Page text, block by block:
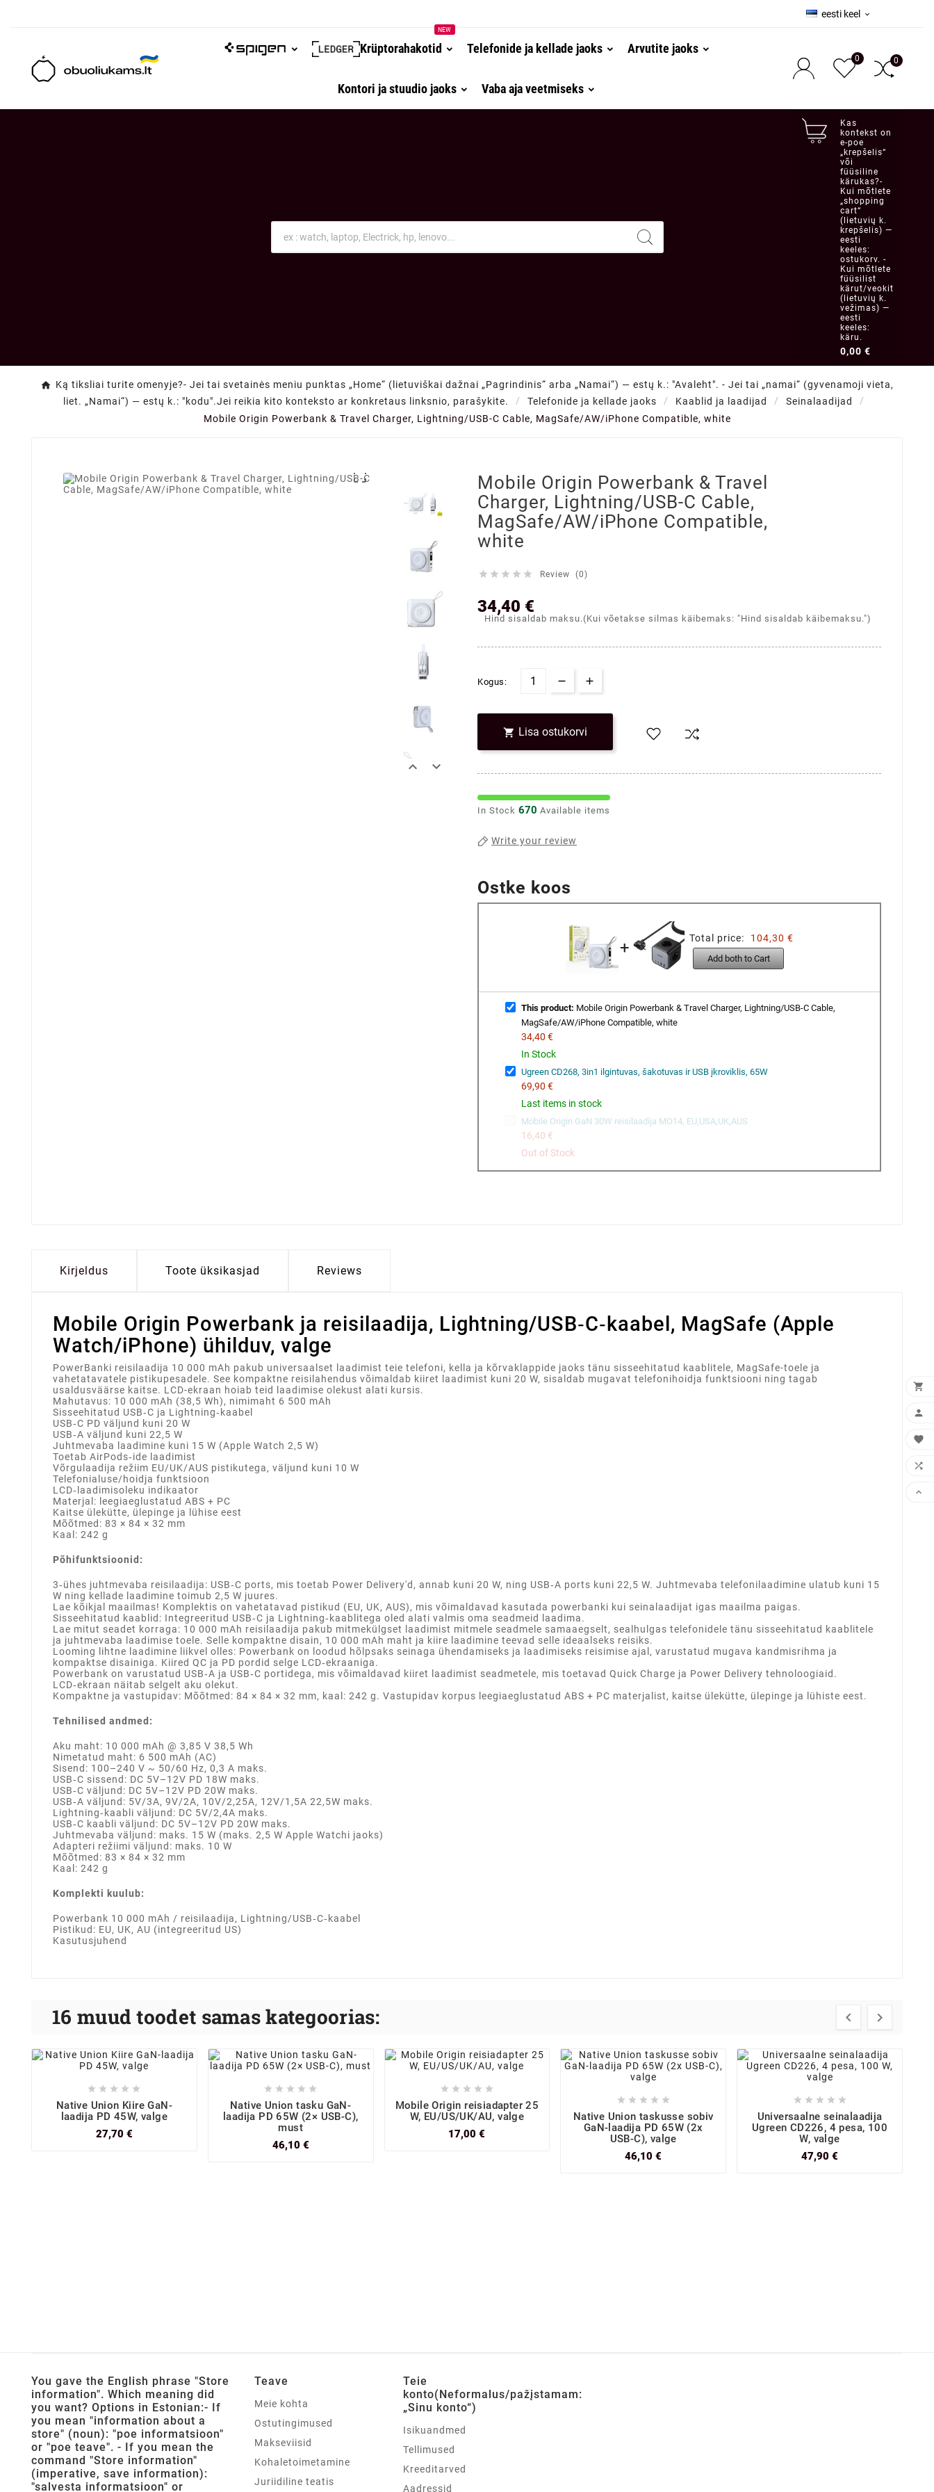
eesti keel 
Krüptorahakotid
NEW
Telefonide ja kellade jaoks Arvutite jaoks
Kontori ja stuudio jaoks Vaba aja veetmiseks
0 0
Kas
kontekst on
e-poe
„krepšelis“
või
füüsiline
kärukas?-
Kui mõtlete
„shopping
cart“
(lietuvių k.
krepšelis) —
eesti
keeles:
ostukorv. -
Kui mõtlete
füüsilist
kärut/veokit
(lietuvių k.
vežimas) —
eesti
keeles:
käru.
0,00 €
Ką tiksliai turite omenyje?- Jei tai svetainės meniu punktas „Home“ (lietuviškai dažnai „Pagrindinis“ arba „Namai“) — estų k.: "Avaleht". - Jei tai „namai“ (gyvenamoji vieta,
liet. „Namai“) — estų k.: "kodu".Jei reikia kito konteksto ar konkretaus linksnio, parašykite.
Telefonide ja kellade jaoks Kaablid ja laadijad
Seinalaadijad
Mobile Origin Powerbank & Travel Charger, Lightning/USB-C Cable, MagSafe/AW/iPhone Compatible, white

 
Mobile Origin Powerbank & Travel
Charger, Lightning/USB-C Cable,
MagSafe/AW/iPhone Compatible,
white
     Review (0)
34,40 €
Hind sisaldab maksu.(Kui võetakse silmas käibemaks: "Hind sisaldab käibemaksu.")
Kogus:
 Lisa ostukorvi
In Stock 670 Available items
Write your review
Ostke koos
+ Total price: 104,30 €
Add both to Cart
This product: Mobile Origin Powerbank & Travel Charger, Lightning/USB-C Cable,
MagSafe/AW/iPhone Compatible, white
34,40 €
In Stock
Ugreen CD268, 3in1 ilgintuvas, šakotuvas ir USB įkroviklis, 65W
69,90 €
Last items in stock
Mobile Origin GaN 30W reisilaadija MO14, EU,USA,UK,AUS
16,40 €
Out of Stock
Kirjeldus Toote üksikasjad Reviews
Mobile Origin Powerbank ja reisilaadija, Lightning/USB‑C‑kaabel, MagSafe (Apple
Watch/iPhone) ühilduv, valge
PowerBanki reisilaadija 10 000 mAh pakub universaalset laadimist teie telefoni, kella ja kõrvaklappide jaoks tänu sisseehitatud kaablitele, MagSafe-toele ja
vahetatavatele pistikupesadele. See kompaktne reisilahendus võimaldab kiiret laadimist kuni 20 W, sisaldab mugavat telefonihoidja funktsiooni ning tagab
usaldusväärse kaitse. LCD-ekraan hoiab teid laadimise olekust alati kursis.
Mahutavus: 10 000 mAh (38,5 Wh), nimimaht 6 500 mAh
Sisseehitatud USB‑C ja Lightning‑kaabel
USB‑C PD väljund kuni 20 W
USB‑A väljund kuni 22,5 W
Juhtmevaba laadimine kuni 15 W (Apple Watch 2,5 W)
Toetab AirPods‑ide laadimist
Võrgulaadija režiim EU/UK/AUS pistikutega, väljund kuni 10 W
Telefonialuse/hoidja funktsioon
LCD‑laadimisoleku indikaator
Materjal: leegiaeglustatud ABS + PC
Kaitse ülekütte, ülepinge ja lühise eest
Mõõtmed: 83 × 84 × 32 mm
Kaal: 242 g
Põhifunktsioonid:
3‑ühes juhtmevaba reisilaadija: USB‑C ports, mis toetab Power Delivery'd, annab kuni 20 W, ning USB‑A ports kuni 22,5 W. Juhtmevaba telefonilaadimine ulatub kuni 15
W ning kellade laadimine toimub 2,5 W juures.
Lae kõikjal maailmas! Komplektis on vahetatavad pistikud (EU, UK, AUS), mis võimaldavad kasutada powerbanki kui seinalaadijat igas maailma paigas.
Sisseehitatud kaablid: Integreeritud USB‑C ja Lightning‑kaablitega oled alati valmis oma seadmeid laadima.
Lae mitut seadet korraga: 10 000 mAh reisilaadija pakub mitmekülgset laadimist mitmele seadmele samaaegselt, sealhulgas telefonidele tänu sisseehitatud kaablitele
ja juhtmevaba laadimise toele. Selle kompaktne disain, 10 000 mAh maht ja kiire laadimine teevad selle ideaalseks reisiks.
Looming lihtne laadimine liikvel olles: Powerbank on loodud hõlpsaks seinaga ühendamiseks ja laadimiseks reisimise ajal, varustatud mugava kandmisrihma ja
kompaktse disainiga. Kiired QC ja PD pordid selge LCD‑ekraaniga.
Powerbank on varustatud USB‑A ja USB‑C portidega, mis võimaldavad kiiret laadimist seadmetele, mis toetavad Quick Charge ja Power Delivery tehnoloogiaid.
LCD‑ekraan näitab selgelt aku olekut.
Kompaktne ja vastupidav: Mõõtmed: 84 × 84 × 32 mm, kaal: 242 g. Vastupidav korpus leegiaeglustatud ABS + PC materjalist, kaitse ülekütte, ülepinge ja lühiste eest.
Tehnilised andmed:
Aku maht: 10 000 mAh @ 3,85 V 38,5 Wh
Nimetatud maht: 6 500 mAh (AC)
Sisend: 100–240 V ~ 50/60 Hz, 0,3 A maks.
USB‑C sissend: DC 5V–12V PD 18W maks.
USB‑C väljund: DC 5V–12V PD 20W maks.
USB‑A väljund: 5V/3A, 9V/2A, 10V/2,25A, 12V/1,5A 22,5W maks.
Lightning‑kaabli väljund: DC 5V/2,4A maks.
USB‑C kaabli väljund: DC 5V–12V PD 20W maks.
Juhtmevaba väljund: maks. 15 W (maks. 2,5 W Apple Watchi jaoks)
Adapteri režiimi väljund: maks. 10 W
Mõõtmed: 83 × 84 × 32 mm
Kaal: 242 g
Komplekti kuulub:
Powerbank 10 000 mAh / reisilaadija, Lightning/USB‑C‑kaabel
Pistikud: EU, UK, AU (integreeritud US)
Kasutusjuhend
16 muud toodet samas kategoorias:  
    
Native Union Kiire GaN-
laadija PD 45W, valge
27,70 €
    
Native Union tasku GaN-
laadija PD 65W (2× USB-C),
must
46,10 €
    
Mobile Origin reisiadapter 25
W, EU/US/UK/AU, valge
17,00 €
    
Native Union taskusse sobiv
GaN-laadija PD 65W (2x
USB-C), valge
46,10 €
    
Universaalne seinalaadija
Ugreen CD226, 4 pesa, 100
W, valge
47,90 €
You gave the English phrase "Store
information". Which meaning did
you want? Options in Estonian:- If
you mean "information about a
store" (noun): "poe informatsioon"
or "poe teave". - If you mean the
command "Store information"
(imperative, save information):
"salvesta informatsioon" or
Teave
Meie kohta
Ostutingimused
Makseviisid
Kohaletoimetamine
Juriidiline teatis
Teie
konto(Neformalus/pažįstamam:
„Sinu konto“)
Isikuandmed
Tellimused
Kreeditarved
Aadressid




